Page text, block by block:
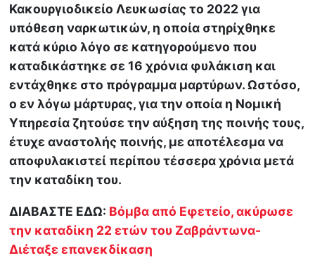
Κακουργιοδικείο Λευκωσίας το 2022 για
υπόθεση ναρκωτικών, η οποία στηρίχθηκε
κατά κύριο λόγο σε κατηγορούμενο που
καταδικάστηκε σε 16 χρόνια φυλάκιση και
εντάχθηκε στο πρόγραμμα μαρτύρων. Ωστόσο,
ο εν λόγω μάρτυρας, για την οποία η Νομική
Υπηρεσία ζητούσε την αύξηση της ποινής τους,
έτυχε αναστολής ποινής, με αποτέλεσμα να
αποφυλακιστεί περίπου τέσσερα χρόνια μετά
την καταδίκη του.
ΔΙΑΒΑΣΤΕ ΕΔΩ: Βόμβα από Εφετείο, ακύρωσε
την καταδίκη 22 ετών του Ζαβράντωνα-
Διέταξε επανεκδίκαση